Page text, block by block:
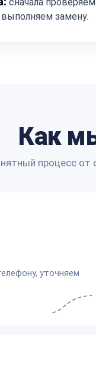
замену.
Как
процесс от
уточняем